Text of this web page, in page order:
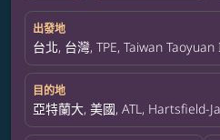
出發地
台北, 台灣, TPE, Taiwan
目的地
亞特蘭大, 美國, ATL,